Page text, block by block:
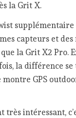
la Grit X.
supplémentaire
capteurs et des
la Grit X2 Pro.
la différence
GPS
très intéressant,